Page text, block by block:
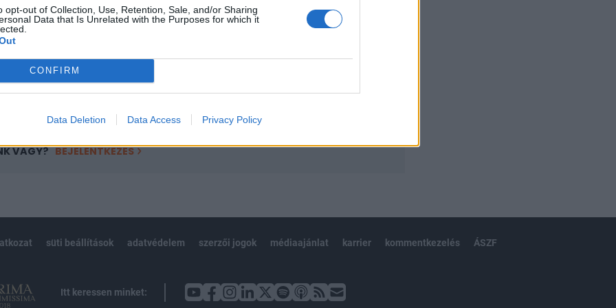
opt-out of Collection, Use, Retention, Sale, and/or Sharing
Data that Is Unrelated with the Purposes for which it
CONFIRM
Data Deletion Data Access Privacy Policy
tartalmazza:
cikkarchívum
elmúlt 2 év napon belüli
VAGY? BEJELENTKEZÉS
süti beállítások adatvédelem szerzői jogok médiaajánlat karrier kommentkezelés ÁSZF
Itt keressen minket: